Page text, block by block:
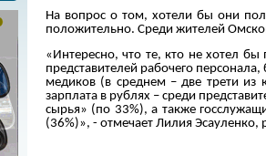
На вопрос о том, хотели бы они
положительно. Среди жителей
«Интересно, что те, кто не хотел бы
представителей рабочего
медиков (в среднем – две трети из
зарплата в рублях – среди
сырья» (по 33%), а также
(36%)», - отмечает Лилия